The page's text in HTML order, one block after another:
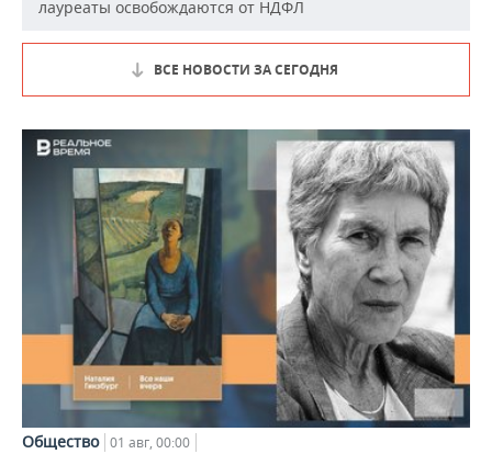
лауреаты освобождаются от НДФЛ
ВСЕ НОВОСТИ ЗА СЕГОДНЯ
Общество 01 авг, 00:00